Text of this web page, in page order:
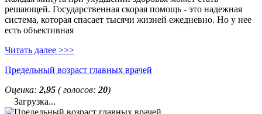
решающей. Государственная скорая помощь - это надежная
система, которая спасает тысячи жизней ежедневно. Но у нее
есть объективная
Читать далее >>>
Предельный возраст главных врачей
Оценка: 2,95 ( голосов: 20)
Загрузка...